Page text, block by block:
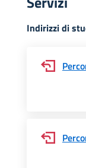
Indirizzi di